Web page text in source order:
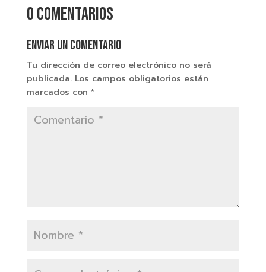
0 comentarios
Enviar un comentario
Tu dirección de correo electrónico no será
publicada. Los campos obligatorios están
marcados con *